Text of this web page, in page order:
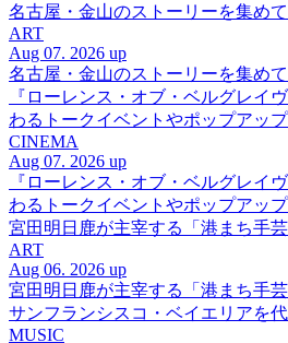
名古屋・金山のストーリーを集め
ART
Aug 07. 2026 up
名古屋・金山のストーリーを集め
『ローレンス・オブ・ベルグレイ
わるトークイベントやポップアップ
CINEMA
Aug 07. 2026 up
『ローレンス・オブ・ベルグレイ
わるトークイベントやポップアップ
宮田明日鹿が主宰する「港まち手
ART
Aug 06. 2026 up
宮田明日鹿が主宰する「港まち手
サンフランシスコ・ベイエリアを
MUSIC